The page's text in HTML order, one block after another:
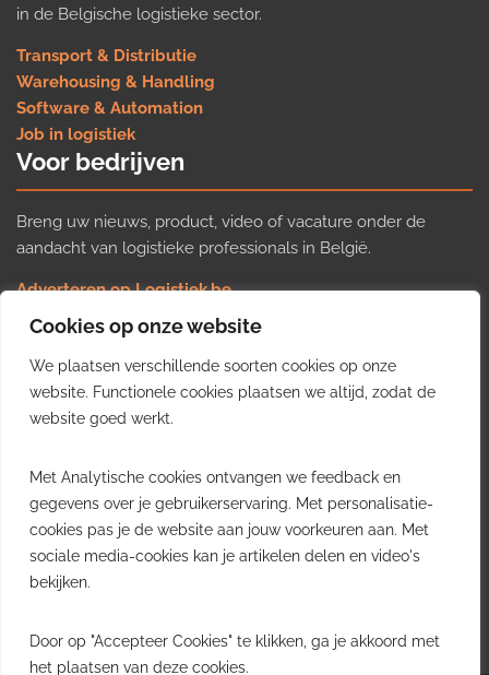
Cookies op onze website
We plaatsen verschillende soorten cookies op onze
website. Functionele cookies plaatsen we altijd, zodat de
website goed werkt.
Met Analytische cookies ontvangen we feedback en
gegevens over je gebruikerservaring. Met personalisatie-
cookies pas je de website aan jouw voorkeuren aan. Met
sociale media-cookies kan je artikelen delen en video's
bekijken.
Door op "Accepteer Cookies" te klikken, ga je akkoord met
het plaatsen van deze cookies.
in de Belgische logistieke sector.
Transport & Distributie
Warehousing & Handling
Software & Automation
Job in logistiek
Voor bedrijven
Breng uw nieuws, product, video of vacature onder de
aandacht van logistieke professionals in België.
Adverteren op Logistiek.be
Nieuws insturen
Uw video op Logistiek.TV
Job plaatsen
Gratis wekelijkse update
inzichten uit de Belgische logistieke sector in uw inbox.
Ontvang je gratis
wekelijkse update
Uitschrijven kan altijd.